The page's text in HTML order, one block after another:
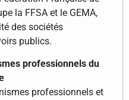
la FFSA et le GEMA,
des sociétés
publics.
professionnels du
professionnels et